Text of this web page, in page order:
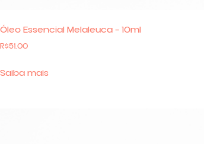
Óleo Essencial Melaleuca – 10ml
R$51.00
Saiba mais